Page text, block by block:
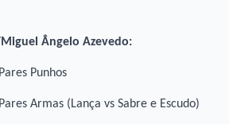
Ângelo Azevedo:
Punhos
Armas (Lança vs Sabre e Escudo)